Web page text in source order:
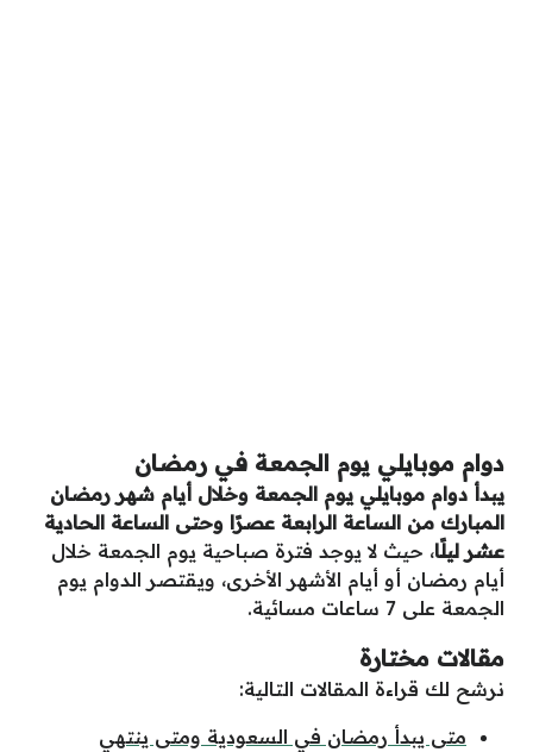
دوام موبايلي يوم الجمعة في رمضان
يبدأ دوام موبايلي يوم الجمعة وخلال أيام شهر رمضان
المبارك من الساعة الرابعة عصرًا وحتى الساعة الحادية
عشر ليلًا، حيث لا يوجد فترة صباحية يوم الجمعة خلال
أيام رمضان أو أيام الأشهر الأخرى، ويقتصر الدوام يوم
الجمعة على 7 ساعات مسائية.
مقالات مختارة
نرشح لك قراءة المقالات التالية:
متى يبدأ رمضان في السعودية ومتى ينتهي